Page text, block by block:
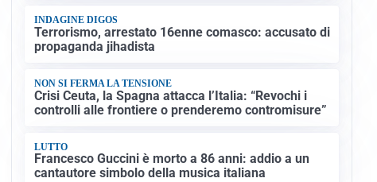
INDAGINE DIGOS
Terrorismo, arrestato 16enne comasco: accusato di
propaganda jihadista
NON SI FERMA LA TENSIONE
Crisi Ceuta, la Spagna attacca l’Italia: “Revochi i
controlli alle frontiere o prenderemo contromisure”
LUTTO
Francesco Guccini è morto a 86 anni: addio a un
cantautore simbolo della musica italiana